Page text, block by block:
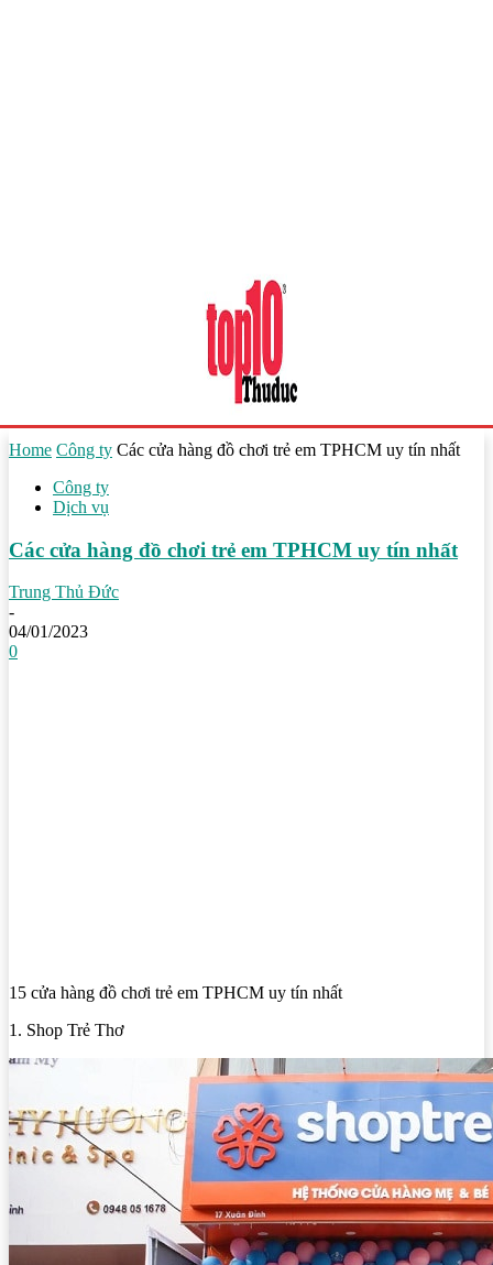
Home Công ty Các cửa hàng đồ chơi trẻ em TPHCM uy tín nhất
Công ty
Dịch vụ
Các cửa hàng đồ chơi trẻ em TPHCM uy tín nhất
Trung Thủ Đức
-
04/01/2023
0
15 cửa hàng đồ chơi trẻ em TPHCM uy tín nhất
1. Shop Trẻ Thơ